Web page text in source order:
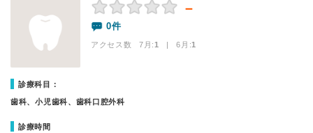
－
0件
アクセス数 7月:1 | 6月:1
診療科目：
歯科、小児歯科、歯科口腔外科
診療時間